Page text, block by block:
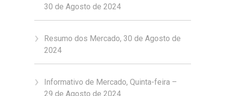
30 de Agosto de 2024
Resumo dos Mercado, 30 de Agosto de
2024
Informativo de Mercado, Quinta-feira –
29 de Agosto de 2024